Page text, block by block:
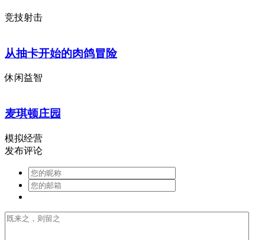
竞技射击
从抽卡开始的肉鸽冒险
休闲益智
麦琪顿庄园
模拟经营
发布评论